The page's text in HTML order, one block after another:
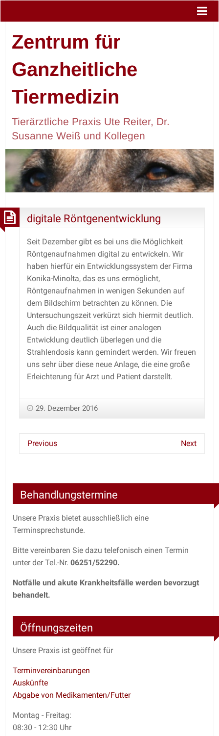
Zentrum für
Ganzheitliche
Tiermedizin
Tierärztliche Praxis Ute Reiter, Dr.
Susanne Weiß und Kollegen
digitale Röntgenentwicklung
Seit Dezember gibt es bei uns die Möglichkeit
Röntgenaufnahmen digital zu entwickeln. Wir
haben hierfür ein Entwicklungssystem der Firma
Konika-Minolta, das es uns ermöglicht,
Röntgenaufnahmen in wenigen Sekunden auf
dem Bildschirm betrachten zu können. Die
Untersuchungszeit verkürzt sich hiermit deutlich.
Auch die Bildqualität ist einer analogen
Entwicklung deutlich überlegen und die
Strahlendosis kann gemindert werden. Wir freuen
uns sehr über diese neue Anlage, die eine große
Erleichterung für Arzt und Patient darstellt.
29. Dezember 2016
Previous Next
Behandlungstermine
Unsere Praxis bietet ausschließlich eine
Terminsprechstunde.
Bitte vereinbaren Sie dazu telefonisch einen Termin
unter der Tel.-Nr. 06251/52290.
Notfälle und akute Krankheitsfälle werden bevorzugt
behandelt.
Öffnungszeiten
Unsere Praxis ist geöffnet für
Terminvereinbarungen
Auskünfte
Abgabe von Medikamenten/Futter
Montag - Freitag:
08:30 - 12:30 Uhr